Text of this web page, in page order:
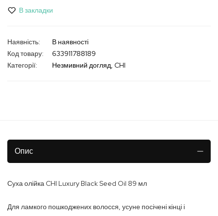
В закладки
В наявності
Код товару
633911788189
Категорії:
Незмивний догляд CHI
Опис
Суха олійка CHI Luxury Black Seed Oil 89 мл
Для ламкого пошкоджених волосся, усуне посічені кінці і